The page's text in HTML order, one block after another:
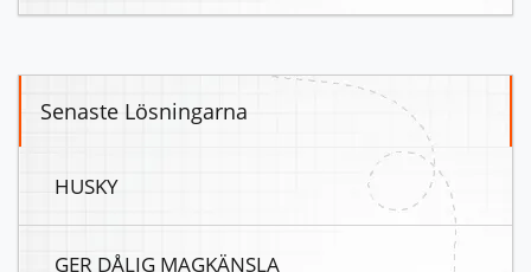
Senaste Lösningarna
HUSKY
GER DÅLIG MAGKÄNSLA